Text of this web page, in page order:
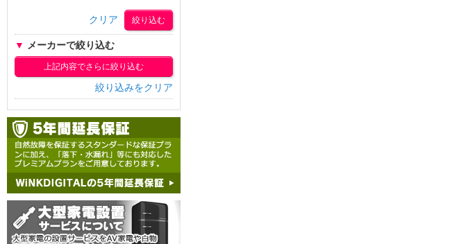
クリア
▼ メーカーで絞り込む
上記内容でさらに絞り込む
絞り込みをクリア